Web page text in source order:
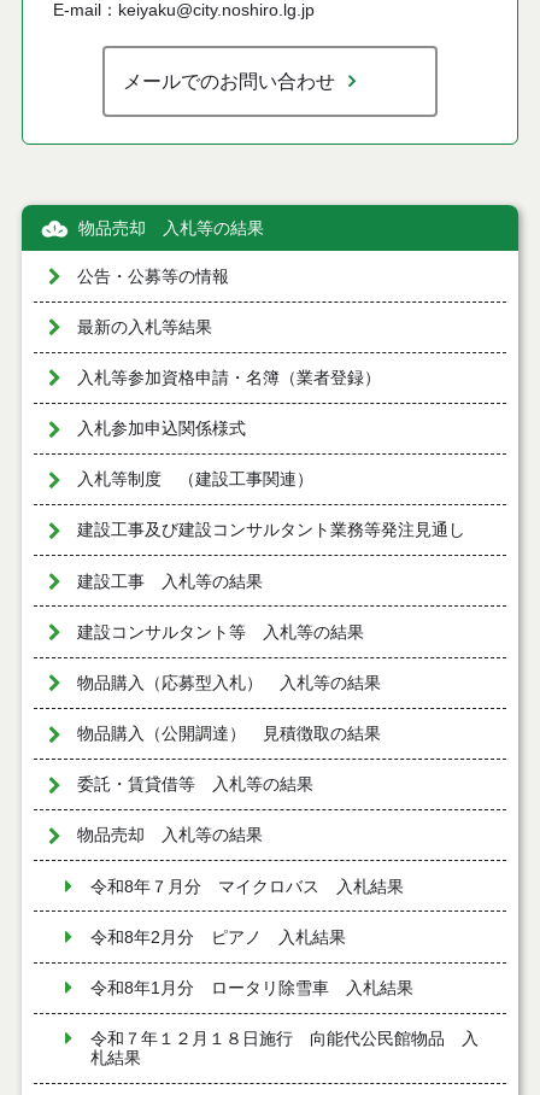
E-mail：keiyaku@city.noshiro.lg.jp
メールでのお問い合わせ
物品売却 入札等の結果
公告・公募等の情報
最新の入札等結果
入札等参加資格申請・名簿（業者登録）
入札参加申込関係様式
入札等制度 （建設工事関連）
建設工事及び建設コンサルタント業務等発注見通し
建設工事 入札等の結果
建設コンサルタント等 入札等の結果
物品購入（応募型入札） 入札等の結果
物品購入（公開調達） 見積徴取の結果
委託・賃貸借等 入札等の結果
物品売却 入札等の結果
令和8年７月分 マイクロバス 入札結果
令和8年2月分 ピアノ 入札結果
令和8年1月分 ロータリ除雪車 入札結果
令和７年１２月１８日施行 向能代公民館物品 入
札結果